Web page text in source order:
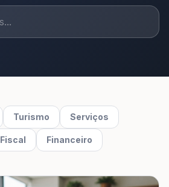
Turismo Serviços
Fiscal Financeiro